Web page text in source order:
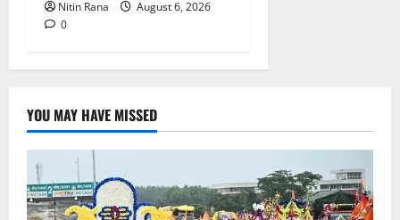
Nitin Rana
August 6, 2026
0
YOU MAY HAVE MISSED